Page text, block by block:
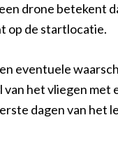
drone betekent
op de startlocatie.
eventuele
het vliegen
dagen van het